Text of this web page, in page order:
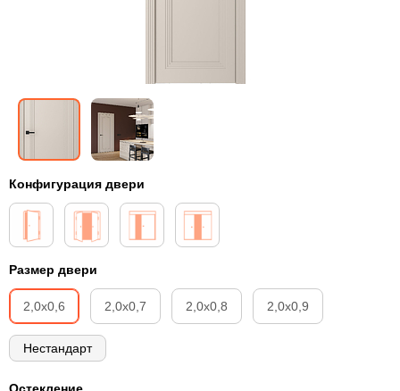
Конфигурация двери
Размер двери
2,0х0,6 2,0х0,7 2,0х0,8 2,0х0,9
Нестандарт